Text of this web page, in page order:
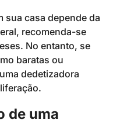
sua casa depende da
recomenda-se
No entanto, se
baratas ou
dedetizadora
de uma